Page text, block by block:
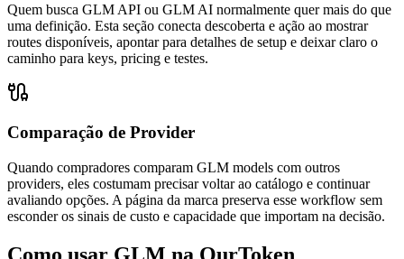
Quem busca GLM API ou GLM AI normalmente quer mais do que
uma definição. Esta seção conecta descoberta e ação ao mostrar
routes disponíveis, apontar para detalhes de setup e deixar claro o
caminho para keys, pricing e testes.
Comparação de Provider
Quando compradores comparam GLM models com outros
providers, eles costumam precisar voltar ao catálogo e continuar
avaliando opções. A página da marca preserva esse workflow sem
esconder os sinais de custo e capacidade que importam na decisão.